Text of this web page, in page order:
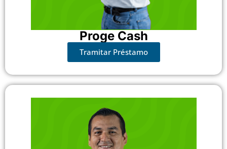
Proge Cash​
Tramitar Préstamo